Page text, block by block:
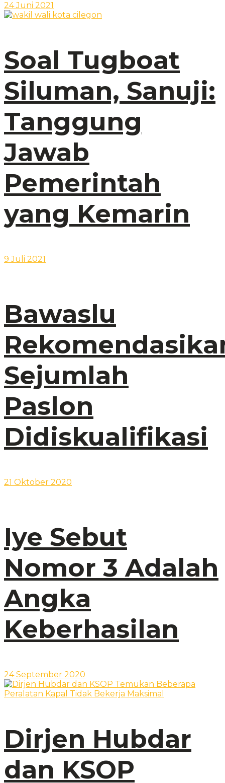
24 Juni 2021
Soal Tugboat
Siluman, Sanuji:
Tanggung
Jawab
Pemerintah
yang Kemarin
9 Juli 2021
Bawaslu
Sejumlah
Paslon
Didiskualifikasi
21 Oktober 2020
Iye Sebut
Nomor 3 Adalah
Angka
Keberhasilan
24 September 2020
Dirjen Hubdar
dan KSOP